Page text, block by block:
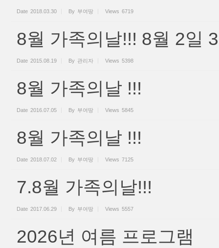
Date 2018.03.30 By 부여땅 Views 6719
8월 가족의날!!! 8월 2일
Date 2015.08.19 By 관리자 Views 5398
8월 가족의날 !!!
Date 2016.07.05 By 부여땅 Views 5845
8월 가족의날 !!!
Date 2018.07.02 By 부여땅 Views 7125
7.8월 가족의날!!!
Date 2017.06.29 By 부여땅 Views 5557
2026년 여름 프로그램